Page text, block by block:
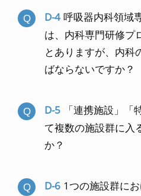
D-4 呼吸器内科領域
は、内科専門研修プ
とありますが、内科
ばならないですか？
D-5
「連携施設」「
て複数の施設群に入
か？
D-6 1つの施設群に